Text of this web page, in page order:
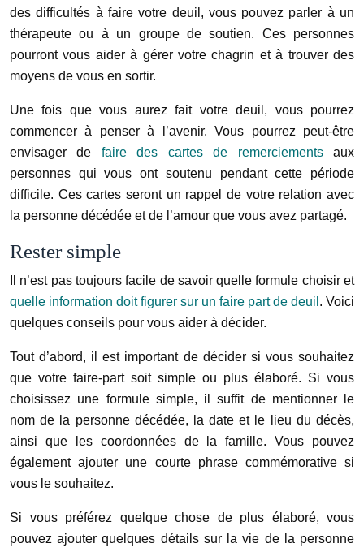
des difficultés à faire votre deuil, vous pouvez parler à un
thérapeute ou à un groupe de soutien. Ces personnes
pourront vous aider à gérer votre chagrin et à trouver des
moyens de vous en sortir.
Une fois que vous aurez fait votre deuil, vous pourrez
commencer à penser à l’avenir. Vous pourrez peut-être
envisager de faire des cartes de remerciementsaux
personnes qui vous ont soutenu pendant cette période
difficile. Ces cartes seront un rappel de votre relation avec
la personne décédée et de l’amour que vous avez partagé.
Rester simple
Il n’est pas toujours facile de savoir quelle formule choisir et
quelle information doit figurer sur un faire part de deuil . Voici
quelques conseils pour vous aider à décider.
Tout d’abord, il est important de décider si vous souhaitez
que votre faire-part soit simple ou plus élaboré. Si vous
choisissez une formule simple, il suffit de mentionner le
nom de la personne décédée, la date et le lieu du décès,
ainsi que les coordonnées de la famille. Vous pouvez
également ajouter une courte phrase commémorative si
vous le souhaitez.
Si vous préférez quelque chose de plus élaboré, vous
pouvez ajouter quelques détails sur la vie de la personne